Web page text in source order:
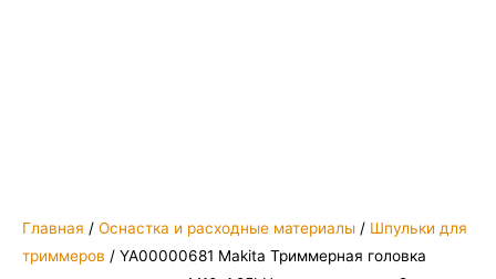
Главная / Оснастка и расходные материалы / Шпульки для
триммеров / YA00000681 Makita Триммерная головка